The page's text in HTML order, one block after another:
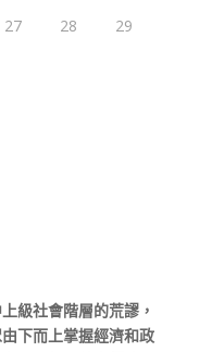
27 28 29
級社會階層的荒謬，
下而上掌握經濟和政